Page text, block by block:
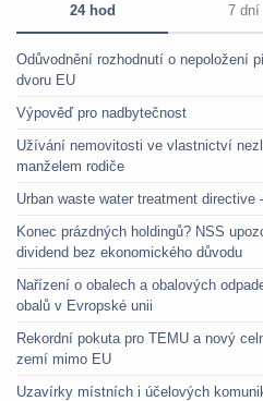
24 hod 7 dní
Odůvodnění rozhodnutí o nepoložení
dvoru EU
Výpověď pro nadbytečnost
Užívání nemovitosti ve vlastnictví
manželem rodiče
Urban waste water treatment
Konec prázdných holdingů? NSS
dividend bez ekonomického důvodu
Nařízení o obalech a obalových
obalů v Evropské unii
Rekordní pokuta pro TEMU a nový
zemí mimo EU
Uzavírky místních i účelových